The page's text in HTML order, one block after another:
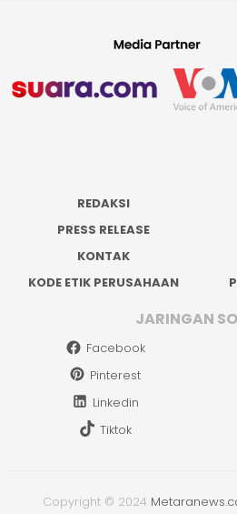
REDAKSI
PRESS RELEASE
KONTAK
KODE ETIK PERUSAHAAN
JARINGAN
Facebook
Pinterest
Linkedin
Tiktok
Copyright © 2024